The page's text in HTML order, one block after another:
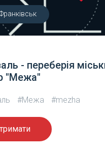
- переберія
"Межа"
#Межа #mezha